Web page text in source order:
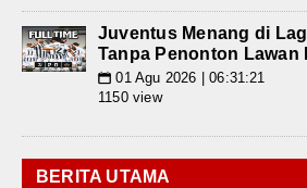
Juventus Menang di
Tanpa Penonton Lawan
📅 01 Agu 2026 | 06:31:21
1150 view
BERITA UTAMA